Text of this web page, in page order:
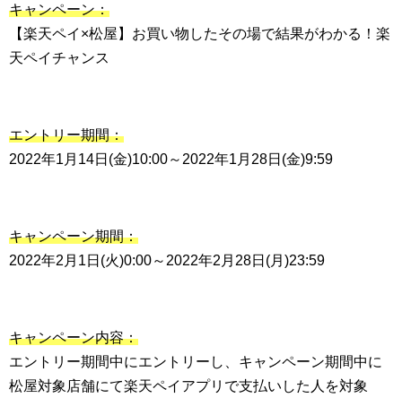
キャンペーン：
【楽天ペイ×松屋】お買い物したその場で結果がわかる！楽
天ペイチャンス
エントリー期間：
2022年1月14日(金)10:00～2022年1月28日(金)9:59
キャンペーン期間：
2022年2月1日(火)0:00～2022年2月28日(月)23:59
キャンペーン内容：
エントリー期間中にエントリーし、キャンペーン期間中に
松屋対象店舗にて楽天ペイアプリで支払いした人を対象